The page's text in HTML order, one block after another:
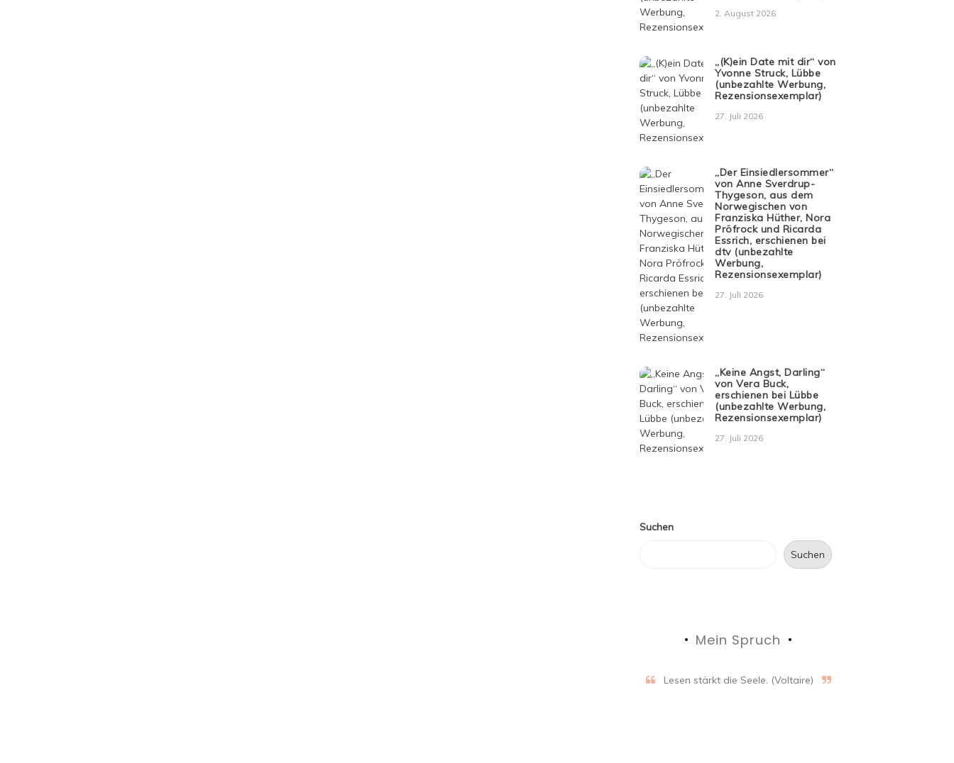
2. August 2026
„(K)ein Date mit dir“ von
Yvonne Struck, Lübbe
(unbezahlte Werbung,
Rezensionsexemplar)
27. Juli 2026
„Der Einsiedlersommer“
von Anne Sverdrup-
Thygeson, aus dem
Norwegischen von
Franziska Hüther, Nora
Pröfrock und Ricarda
Essrich, erschienen bei
dtv (unbezahlte
Werbung,
Rezensionsexemplar)
27. Juli 2026
„Keine Angst, Darling“
von Vera Buck,
erschienen bei Lübbe
(unbezahlte Werbung,
Rezensionsexemplar)
27. Juli 2026
Suchen
Suchen
Mein Spruch
Lesen stärkt die Seele. (Voltaire)